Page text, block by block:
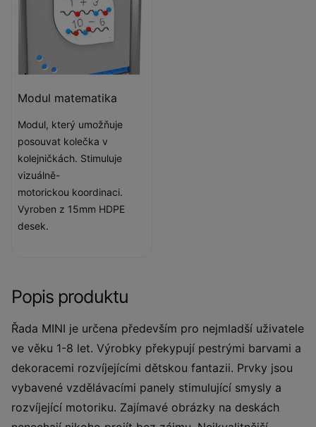
Modul matematika
Modul, který umožňuje
posouvat kolečka v
kolejničkách. Stimuluje
vizuálně-
motorickou koordinaci.
Vyroben z 15mm HDPE
desek.
Popis produktu
Řada MINI je určena především pro nejmladší uživatele
ve věku 1-8 let. Výrobky překypují pestrými barvami a
dekoracemi rozvíjejícími dětskou fantazii. Prvky jsou
vybavené vzdělávacími panely stimulující smysly a
rozvíjející motoriku. Zajímavé obrázky na deskách